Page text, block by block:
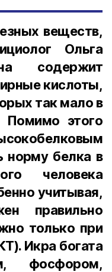
веществ,
Ольга
содержит
кислоты,
так мало в
Помимо этого
норму белка в
человека
учитывая,
правильно
только при
Икра богата
фосфором,